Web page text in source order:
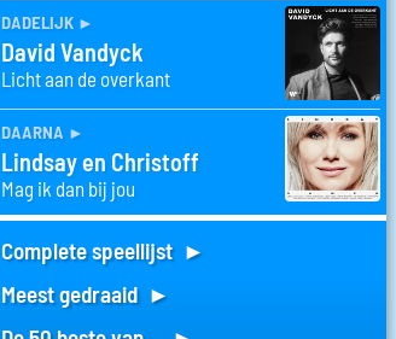
dadelijk ►
David Vandyck
Licht aan de overkant
daarna ►
Lindsay en Christoff
Mag ik dan bij jou
Complete speellijst ►
Meest gedraaid ►